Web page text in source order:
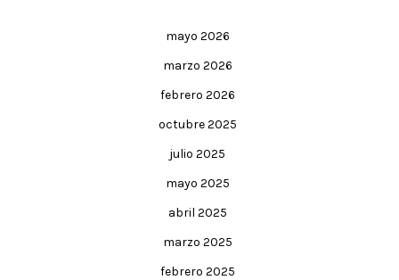
mayo 2026
marzo 2026
febrero 2026
octubre 2025
julio 2025
mayo 2025
abril 2025
marzo 2025
febrero 2025